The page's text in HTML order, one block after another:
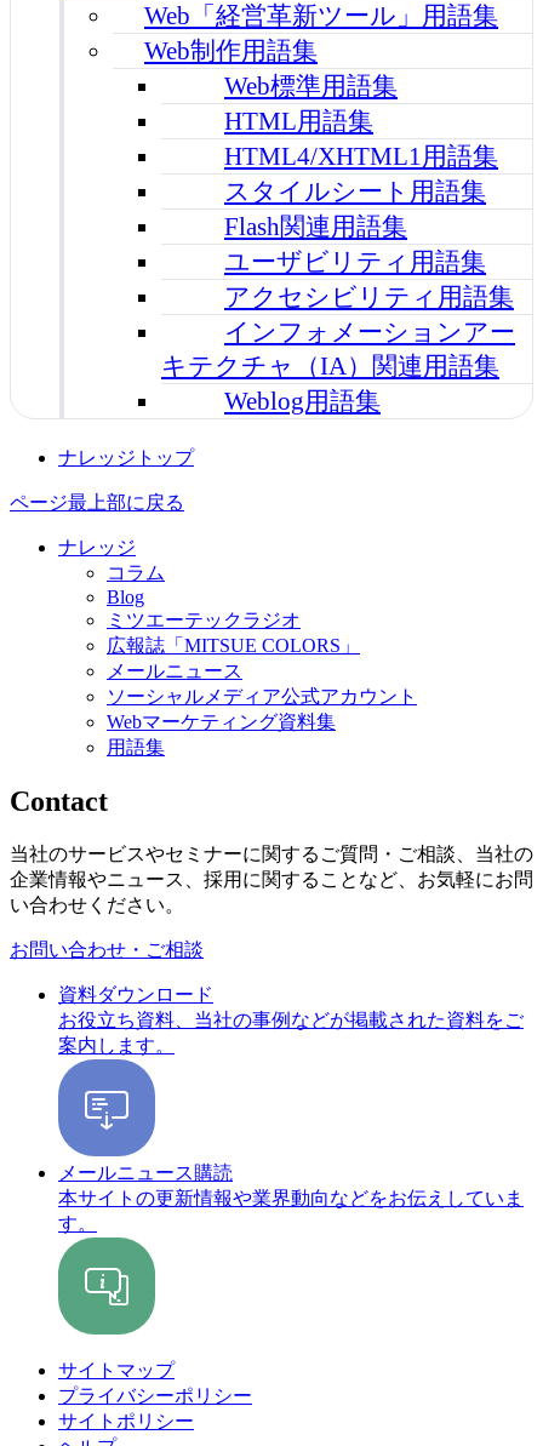
Web「経営革新ツール」用語集
Web制作用語集
Web標準用語集
HTML用語集
HTML4/XHTML1用語集
スタイルシート用語集
Flash関連用語集
ユーザビリティ用語集
アクセシビリティ用語集
インフォメーションアー
キテクチャ（IA）関連用語集
Weblog用語集
ナレッジトップ
ページ最上部に戻る
ナレッジ
コラム
Blog
ミツエーテックラジオ
広報誌「MITSUE COLORS」
メールニュース
ソーシャルメディア公式アカウント
Webマーケティング資料集
用語集
Contact
当社のサービスやセミナーに関するご質問・ご相談、当社の
企業情報やニュース、採用に関することなど、お気軽にお問
い合わせください。
お問い合わせ・ご相談
資料ダウンロード
お役立ち資料、当社の事例などが掲載された資料をご
案内します。
メールニュース購読
本サイトの更新情報や業界動向などをお伝えしていま
す。
サイトマップ
プライバシーポリシー
サイトポリシー